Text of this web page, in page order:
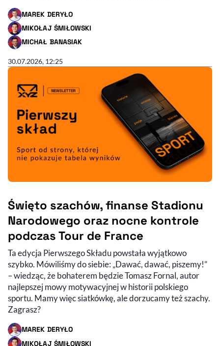
MAREK DERYŁO
- AUTOR ARTYKUŁU - PROFIL
MIKOŁAJ ŚMIŁOWSKI
- AUTOR ARTYKUŁU - PROFIL
MICHAŁ BANASIAK
- AUTOR ARTYKUŁU - PROFIL
30.07.2026, 12:25
Święto szachów, finanse Stadionu
Narodowego oraz nocne kontrole
podczas Tour de France
Ta edycja Pierwszego Składu powstała wyjątkowo
szybko. Mówiliśmy do siebie: „Dawać, dawać, piszemy!”
– wiedząc, że bohaterem będzie Tomasz Fornal, autor
najlepszej mowy motywacyjnej w historii polskiego
sportu. Mamy więc siatkówkę, ale dorzucamy też szachy.
Zagrasz?
MAREK DERYŁO
- AUTOR ARTYKUŁU - PROFIL
MIKOŁAJ ŚMIŁOWSKI